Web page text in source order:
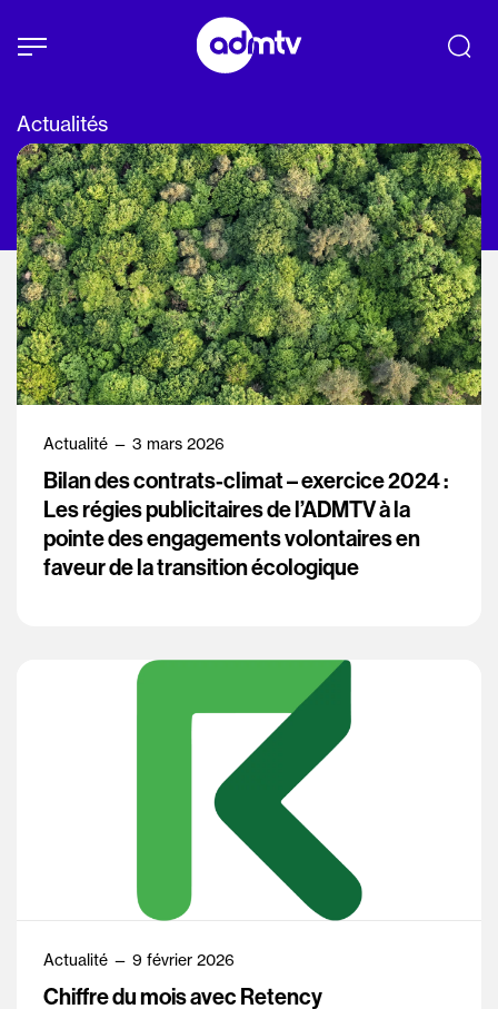
Aller au contenu principal
Actualités
ACTUALITÉS
Actualité — 3 mars 2026
Bilan des contrats-climat – exercice 2024 :
Les régies publicitaires de l’ADMTV à la
pointe des engagements volontaires en
faveur de la transition écologique
Actualité — 9 février 2026
Chiffre du mois avec Retency
Panneau de gestion des cookies